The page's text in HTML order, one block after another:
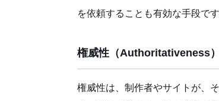
を依頼することも有効な手段です
権威性（Authoritativeness）
権威性は、制作者やサイトが、